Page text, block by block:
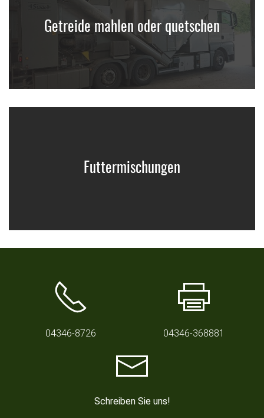
Getreide mahlen oder quetschen
Futtermischungen
04346-8726 04346-368881
Schreiben Sie uns!